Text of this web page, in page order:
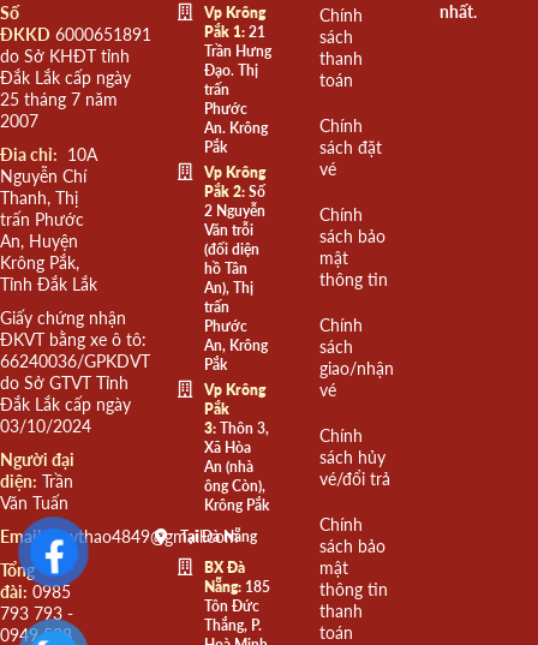
Số
ĐKKD 6000651891
do Sở KHĐT tỉnh
Đắk Lắk cấp ngày
25 tháng 7 năm
2007
Đia chỉ: 10A
Nguyễn Chí
Thanh, Thị
trấn Phước
An, Huyện
Krông Pắk,
Tỉnh Đắk Lắk
Giấy chứng nhận
ĐKVT bằng xe ô tô:
66240036/GPKDVT
do Sở GTVT Tỉnh
Đắk Lắk cấp ngày
03/10/2024
Người đại
diện: Trần
Văn Tuấn
Email: quythao4849@gmail.com
Tổng
đài: 0985
793 793 -
0949 508
Vp Krông
Pắk 1:21
Trần Hưng
Đạo. Thị
trấn
Phước
An. Krông
Pắk
Vp Krông
Pắk 2:Số
2 Nguyễn
Văn trỗi
(đối diện
hồ Tân
An), Thị
trấn
Phước
An, Krông
Pắk
Vp Krông
Pắk
3:Thôn 3,
Xã Hòa
An (nhà
ông Còn),
Krông Pắk
Tại Đà Nẵng
BX Đà
Nẵng:185
Tôn Đức
Thắng, P.
Chính
sách
thanh
toán
Chính
sách đặt
vé
Chính
sách bảo
mật
thông tin
Chính
sách
giao/nhận
vé
Chính
sách hủy
vé/đổi trả
Chính
sách bảo
mật
thông tin
thanh
toán
nhất.